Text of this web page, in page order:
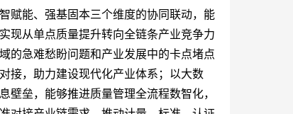
赋能、强基固本三个维度的协同联动，能
现从单点质量提升转向全链条产业竞争力
的急难愁盼问题和产业发展中的卡点堵点
接，助力建设现代化产业体系；以大数
垒，能够推进质量管理全流程数智化，